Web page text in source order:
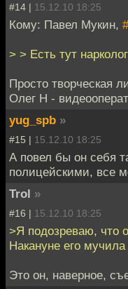
#14 | 15.12.10 18:25
Кому: Павел Мукин,
> > Есть тут
Просто творческая
Олег Н -
yug_spb »
#15 | 15.12.10 18:25
А повел бы он себя
полицейскими, все
Trol »
#16 | 15.12.10 18:25
>Я подозреваю, что
Накануне его
Это он, наверное,